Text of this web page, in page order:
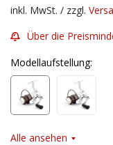
inkl. MwSt. / zzgl.
Über die
Modellaufstellung:
Alle ansehen